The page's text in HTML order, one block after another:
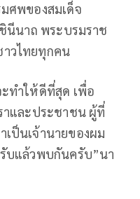
ศพของสมเด็จ
นีนาถ พระบรมราช
วไทยทุกคน
ะทำให้ดีที่สุด เพื่อ
าและประชาชน ผู้ที่
ป็นเจ้านายของผม
บแล้วพบกันครับ”นา